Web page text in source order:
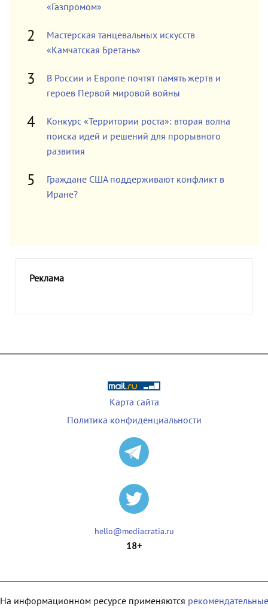
«Газпромом»
Мастерская танцевальных искусств
«Камчатская Бретань»
В России и Европе почтят память жертв и
героев Первой мировой войны
Конкурс «Территории роста»: вторая волна
поиска идей и решений для прорывного
развития
Граждане США поддерживают конфликт в
Иране?
Реклама
Карта сайта
Политика конфиденциальности
hello@mediacratia.ru
18+
На информационном ресурсе применяются рекомендательные